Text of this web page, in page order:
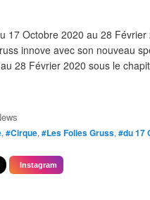
17 Octobre 2020 au 28
innove avec son nouveau
28 Février 2020 sous le
, #Cirque, #Les Folies Gruss, #du 17
Instagram